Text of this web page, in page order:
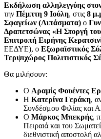
Εκδήλωση αλληλεγγύης
την Πέμπτη 9 Ιούλη, στις 8
Σφαγείων (Λιπάσματα) ο
Δραπετσώνας «Η Στοργή του
Επιτροπή Ειρήνης
ΕΕΔΥΕ), ο Εξωραϊστικός
Τερψιχώρος Πολιτιστικός
Θα μιλήσουν:
Ο Αραμίς Φουέντες
Η Κατερίνα Γεράκη,
Συνδέσμου Φιλίας και
Ο Μάρκος Μπεκρής,
Πειραιά και του
διεθνιστική